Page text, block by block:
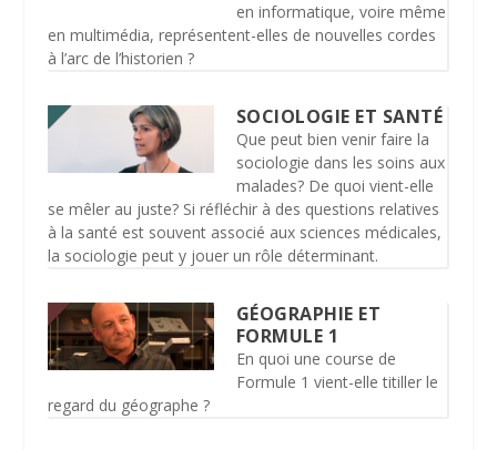
en informatique, voire même
en multimédia, représentent-elles de nouvelles cordes
à l’arc de l’historien ?
SOCIOLOGIE ET SANTÉ
Que peut bien venir faire la
sociologie dans les soins aux
malades? De quoi vient-elle
se mêler au juste? Si réfléchir à des questions relatives
à la santé est souvent associé aux sciences médicales,
la sociologie peut y jouer un rôle déterminant.
GÉOGRAPHIE ET
FORMULE 1
En quoi une course de
Formule 1 vient-elle titiller le
regard du géographe ?